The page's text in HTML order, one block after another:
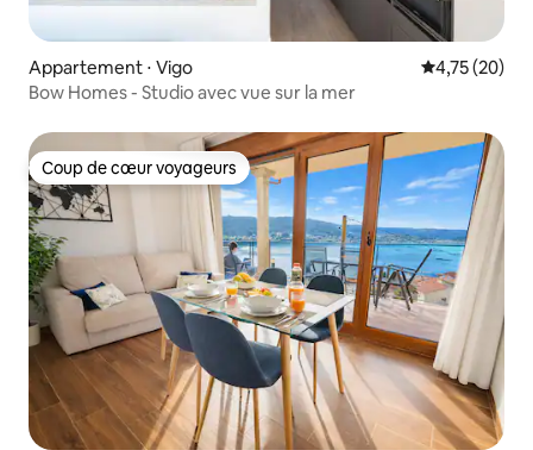
Appartement ⋅ Vigo Évaluation
4,75 (20)
Bow Homes - Studio avec vue sur la mer
Coup de cœur voyageurs
Coup de cœur voyageurs